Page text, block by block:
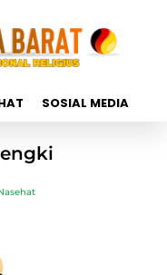
SOSIAL MEDIA